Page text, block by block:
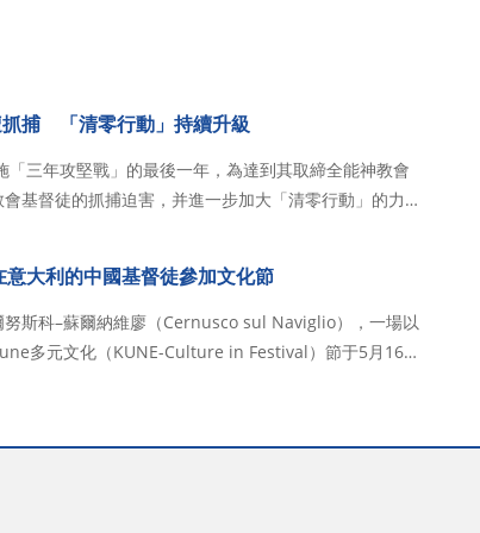
捕 「清零行動」持續升級
三年攻堅戰」的最後一年，為達到其取締全能神教會
基督徒的抓捕迫害，并進一步加大「清零行動」的力
在山東省臨沂市針對全能神教會展開「清零行動」，目
大利的中國基督徒參加文化節
斯科–蘇爾納維廖（Cernusco sul Naviglio），一場以
多元文化（KUNE-Culture in Festival）節于5月16日
、中國等多個國家和地區的文化團體齊聚一堂，通過舞